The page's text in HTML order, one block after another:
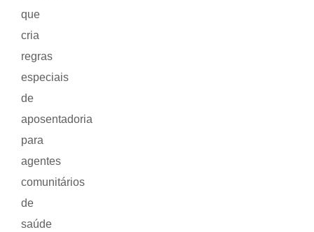
que
cria
regras
especiais
de
aposentadoria
para
agentes
comunitários
de
saúde